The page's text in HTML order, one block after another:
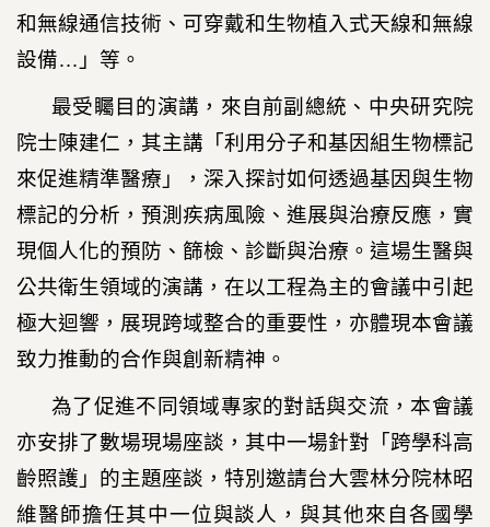
和無線通信技術、可穿戴和生物植入式天線和無線
設備… 」等。
最受矚目的演講，來自前副總統、中央研究院
院士陳建仁，其主講「利用分子和基因組生物標記
來促進精準醫療」，深入探討如何透過基因與生物
標記的分析，預測疾病風險、進展與治療反應，實
現個人化的預防、篩檢、診斷與治療。這場生醫與
公共衛生領域的演講，在以工程為主的會議中引起
極大迴響，展現跨域整合的重要性，亦體現本會議
致力推動的合作與創新精神。
為了促進不同領域專家的對話與交流，本會議
亦安排了數場現場座談，其中一場針對「跨學科高
齡照護」的主題座談，特別邀請台大雲林分院林昭
維醫師擔任其中一位與談人，與其他來自各國學